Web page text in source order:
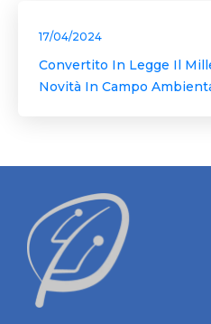
17/04/2024
Convertito In Legge Il
Novità In Campo